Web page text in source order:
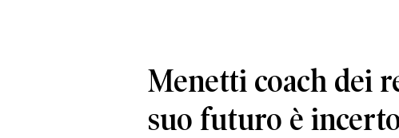
Menetti coach dei
suo futuro è